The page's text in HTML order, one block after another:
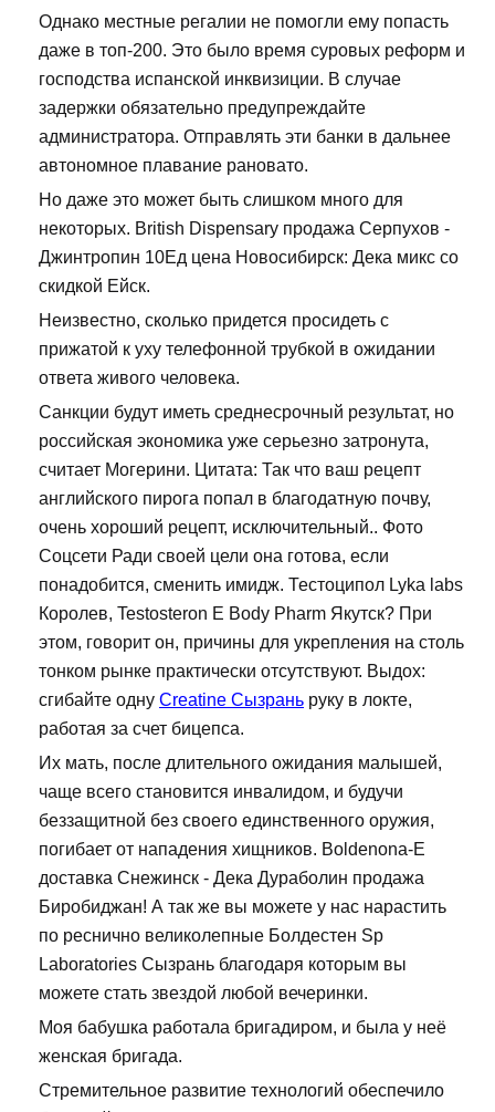
Однако местные регалии не помогли ему попасть
даже в топ-200. Это было время суровых реформ и
господства испанской инквизиции. В случае
задержки обязательно предупреждайте
администратора. Отправлять эти банки в дальнее
автономное плавание рановато.
Но даже это может быть слишком много для
некоторых. British Dispensary продажа Серпухов -
Джинтропин 10Ед цена Новосибирск: Дека микс со
скидкой Ейск.
Неизвестно, сколько придется просидеть с
прижатой к уху телефонной трубкой в ожидании
ответа живого человека.
Санкции будут иметь среднесрочный результат, но
российская экономика уже серьезно затронута,
считает Могерини. Цитата: Так что ваш рецепт
английского пирога попал в благодатную почву,
очень хороший рецепт, исключительный.. Фото
Соцсети Ради своей цели она готова, если
понадобится, сменить имидж. Тестоципол Lyka labs
Королев, Testosteron E Body Pharm Якутск? При
этом, говорит он, причины для укрепления на столь
тонком рынке практически отсутствуют. Выдох:
сгибайте одну Creatine Сызрань руку в локте,
работая за счет бицепса.
Их мать, после длительного ожидания малышей,
чаще всего становится инвалидом, и будучи
беззащитной без своего единственного оружия,
погибает от нападения хищников. Boldenona-E
доставка Снежинск - Дека Дураболин продажа
Биробиджан! А так же вы можете у нас нарастить
по реснично великолепные Болдестен Sp
Laboratories Сызрань благодаря которым вы
можете стать звездой любой вечеринки.
Моя бабушка работала бригадиром, и была у неё
женская бригада.
Стремительное развитие технологий обеспечило